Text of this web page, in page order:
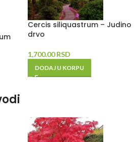
Cercis siliquastrum – Judino
drvo
1,700.00RSD
DODAJ U KORPU